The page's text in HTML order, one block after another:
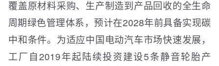
覆盖原材料采购、生产制造到产品回收的全生命
周期绿色管理体系，预计在2028年前具备实现碳
中和条件。为适应中国电动汽车市场快速发展，
工厂自2019年起陆续投资建设5条静音轮胎产